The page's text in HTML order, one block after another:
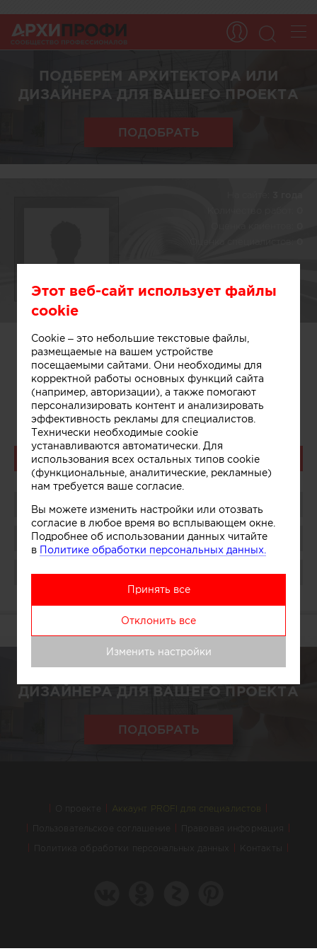
ПОДБЕРЕМ АРХИТЕКТОРА ИЛИ
ДИЗАЙНЕРА ДЛЯ ВАШЕГО ПРОЕКТА
ПОДОБРАТЬ
Связаться
Арина Волкова
Arina Volkova
Поделиться
Сохранить в избранное
Поблагодарить
ПОДБЕРЕМ АРХИТЕКТОРА ИЛИ
ДИЗАЙНЕРА ДЛЯ ВАШЕГО ПРОЕКТА
ПОДОБРАТЬ
О проекте Аккаунт PROFI для специалистов
Пользовательское соглашение Правовая информация
Политика обработки персональных данных Контакты
Этот веб-сайт использует файлы
cookie
Cookie – это небольшие текстовые файлы,
размещаемые на вашем устройстве
посещаемыми сайтами. Они необходимы для
корректной работы основных функций сайта
(например, авторизации), а также помогают
персонализировать контент и анализировать
эффективность рекламы для специалистов.
Технически необходимые cookie
устанавливаются автоматически. Для
использования всех остальных типов cookie
(функциональные, аналитические, рекламные)
нам требуется ваше согласие.
Вы можете изменить настройки или отозвать
согласие в любое время во всплывающем окне.
Подробнее об использовании данных читайте
в Политике обработки персональных данных.
Принять все
Отклонить все
Изменить настройки